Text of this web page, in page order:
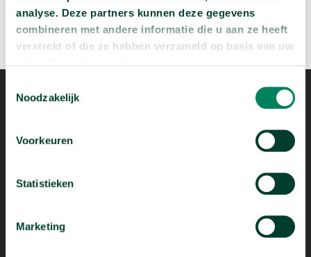
analyse. Deze partners kunnen deze gegevens
combineren met andere informatie die u aan ze heeft
verstrekt of die ze hebben verzameld op basis van uw
Noodzakelijk
Voorkeuren
Statistieken
Marketing
Mogelijk dankzij